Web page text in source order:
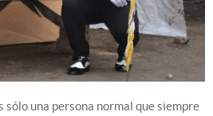
sólo una persona normal que siempre